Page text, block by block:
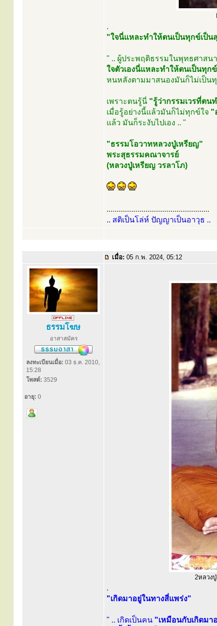
.
"ใจนี่แหละทำให้ตนเป็นทุกข์เป็น
" .. ผู้ประพฤติธรรมในพุทธศาส
ใจตัวเองนี่แหละทำให้ตนเป็นทุก
หนหลังตามมาสนองมันก็ไม่เป็นทุ
เพราะตนรู้นี่ "รู้ว่ากรรมเวรที่ตน
เมื่อรู้อย่างนี้แล้วมันก็ไม่ทุกข์ใจ "
แล้ว มันก็ระงับไปเอง .. "
"ธรรมโอวาทหลวงปู่เหรียญ"
พระสุธรรมคณาจารย์
(หลวงปู่เหรียญ วรลาโภ)
.....................................................
.. สติเป็นโล่ห์ ปัญญาเป็นอาวุธ ..
เมื่อ: 05 ก.พ. 2024, 05:12
ธรรมโฆษ
อาสาสมัคร
ลงทะเบียนเมื่อ: 03 ธ.ค. 2010,
15:28
โพสต์: 3529
อายุ: 0
2หลวง
.
"เกิดมาอยู่ในทางสี่แพร่ง"
" .. เกิดเป็นคน "เหมือนกับเกิดมา